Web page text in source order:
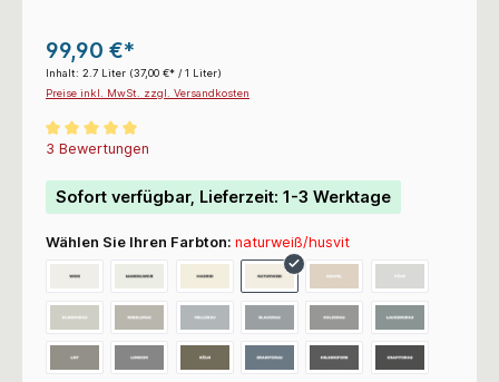
99,90 €*
Inhalt: 2.7 Liter (37,00 €* / 1 Liter)
Preise inkl. MwSt. zzgl. Versandkosten
Durchschnittliche Bewertung von 5 von 5 Sternen
3 Bewertungen
Sofort verfügbar, Lieferzeit: 1-3 Werktage
Wählen Sie Ihren Farbton: naturweiß/husvit